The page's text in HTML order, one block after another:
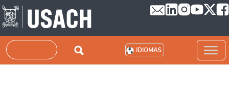
Pasar al contenido principal
Buscar IDIOMAS